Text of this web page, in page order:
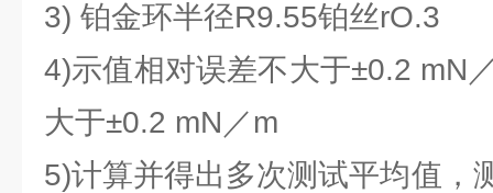
3) 铂金环半径R9.55铂丝rO.3
4)示值相对误差不大于±0.2 mN
大于±0.2 mN／m
5)计算并得出多次测试平均值，